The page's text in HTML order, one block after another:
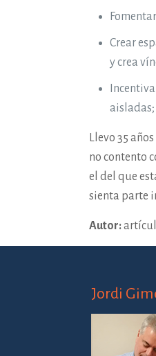
Crear
y crea
aisladas;
Llevo 35
no contento
el del que
sienta parte
Autor:
Jordi